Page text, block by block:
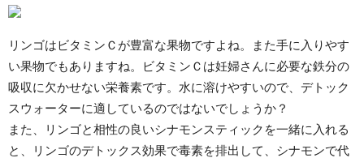
リンゴはビタミンＣが豊富な果物ですよね。また手に入りやす
い果物でもありますね。ビタミンＣは妊婦さんに必要な鉄分の
吸収に欠かせない栄養素です。水に溶けやすいので、デトック
スウォーターに適しているのではないでしょうか？
また、リンゴと相性の良いシナモンスティックを一緒に入れる
と、リンゴのデトックス効果で毒素を排出して、シナモンで代